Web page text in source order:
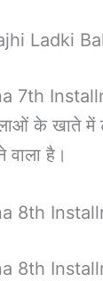
Ladki
के खाते में
वाला है।
8th